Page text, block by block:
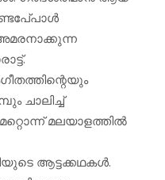
ചാലിച്ച്
മലയാളത്തില്‍
ആട്ടക്കഥകള്‍.